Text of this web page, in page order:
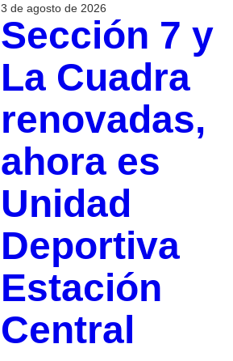
3 de agosto de 2026
Sección 7 y
La Cuadra
renovadas,
ahora es
Unidad
Deportiva
Estación
Central